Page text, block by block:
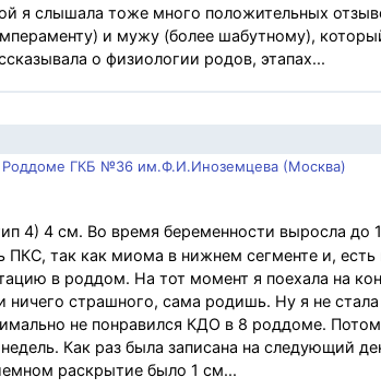
я слышала тоже много положительных
и мужу (более шабутному),
о физиологии родов, этапах...
Роддоме ГКБ №36 им.Ф.И.Иноземцева (Москва)
4) 4 см. Во время беременности выросла до
так как миома в нижнем сегменте и, есть
в роддом. На тот момент я поехала на
ничего страшного, сама родишь. Ну я не
не понравился КДО в 8 роддоме.
Как раз была записана на следующий
раскрытие было 1 см...